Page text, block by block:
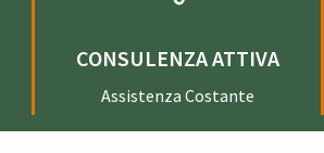
CONSULENZA ATTIVA
Assistenza Costante